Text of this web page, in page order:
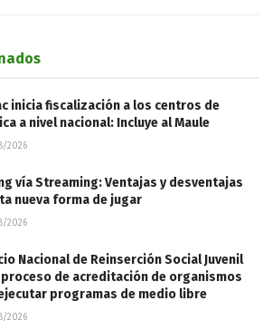
inicia fiscalización a los centros de
a nivel nacional: Incluye al Maule
2026
vía Streaming: Ventajas y desventajas
nueva forma de jugar
2026
Nacional de Reinserción Social Juvenil
de acreditación de organismos
programas de medio libre
2026